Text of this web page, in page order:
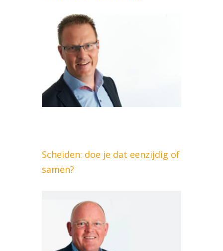
Scheiden: doe je dat eenzijdig of
samen?